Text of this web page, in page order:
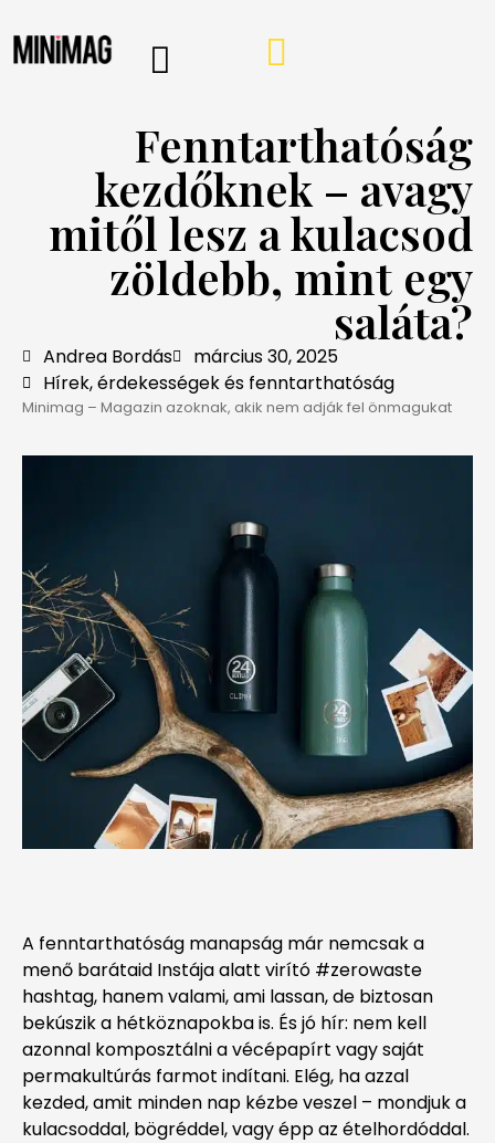
Fenntarthatóság
kezdőknek – avagy
mitől lesz a kulacsod
zöldebb, mint egy
saláta?
Andrea Bordás
március 30, 2025
Hírek, érdekességek és fenntarthatóság
Minimag – Magazin azoknak, akik nem adják fel önmagukat
A fenntarthatóság manapság már nemcsak a
menő barátaid Instája alatt virító #zerowaste
hashtag, hanem valami, ami lassan, de biztosan
bekúszik a hétköznapokba is. És jó hír: nem kell
azonnal komposztálni a vécépapírt vagy saját
permakultúrás farmot indítani. Elég, ha azzal
kezded, amit minden nap kézbe veszel – mondjuk a
kulacsoddal, bögréddel, vagy épp az ételhordóddal.